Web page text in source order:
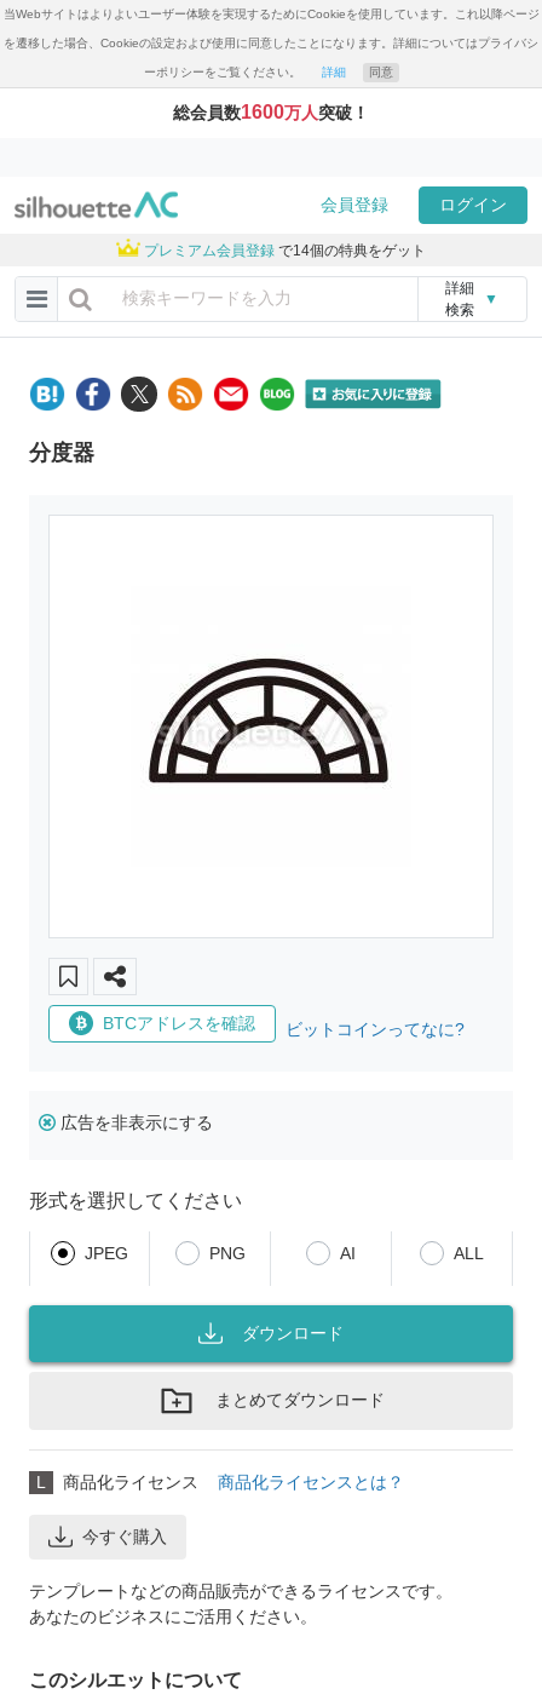
当Webサイトはよりよいユーザー体験を実現するためにCookieを使用しています。これ以降ページ
を遷移した場合、Cookieの設定および使用に同意したことになります。詳細についてはプライバシ
ーポリシーをご覧ください。 詳細 同意
総会員数1600万人突破！
会員登録 ログイン
プレミアム会員登録 で14個の特典をゲット
詳細
検索
▼
分度器
BTCアドレスを確認 ビットコインってなに?
広告を非表示にする
形式を選択してください
JPEG PNG AI ALL
ダウンロード
まとめてダウンロード
L 商品化ライセンス 商品化ライセンスとは？
今すぐ購入
テンプレートなどの商品販売ができるライセンスです。
あなたのビジネスにご活用ください。
このシルエットについて